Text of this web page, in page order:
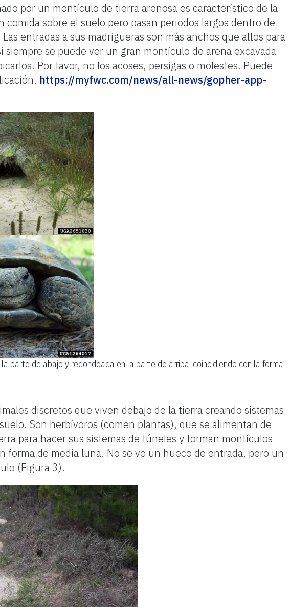
por un montículo de tierra arenosa es característico de la
comida sobre el suelo pero pasan periodos largos dentro de
entradas a sus madrigueras son más anchos que altos para
se puede ver un gran montículo de arena excavada
Por favor, no los acoses, persigas o molestes. Puede
https://myfwc.com/news/all-news/gopher-app-
parte de abajo y redondeada en la parte de arriba, coincidiendo con la forma
discretos que viven debajo de la tierra creando sistemas
Son herbívoros (comen plantas), que se alimentan de
para hacer sus sistemas de túneles y forman montículos
de media luna. No se ve un hueco de entrada, pero un
(Figura 3).